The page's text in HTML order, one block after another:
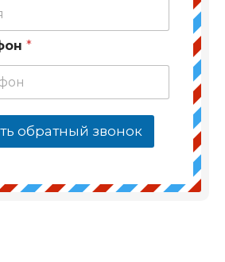
*
обратный звонок